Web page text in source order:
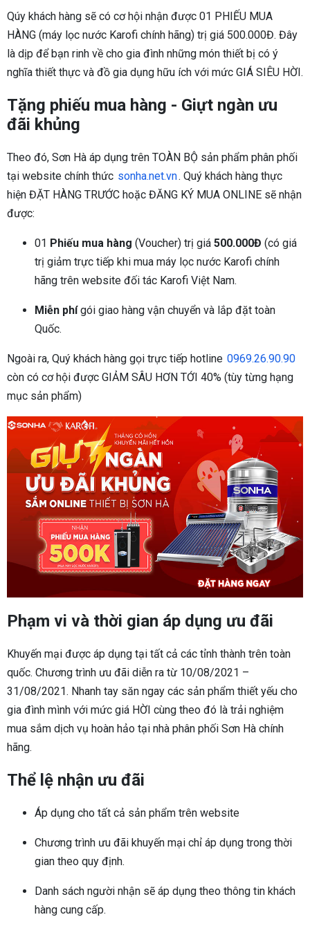
Qúy khách hàng sẽ có cơ hội nhận được 01 PHIẾU MUA
HÀNG (máy lọc nước Karofi chính hãng) trị giá 500.000Đ. Đây
là dịp để bạn rinh về cho gia đình những món thiết bị có ý
nghĩa thiết thực và đồ gia dụng hữu ích với mức GIÁ SIÊU HỜI.
Tặng phiếu mua hàng - Giựt ngàn ưu
đãi khủng
Theo đó, Sơn Hà áp dụng trên TOÀN BỘ sản phẩm phân phối
tại website chính thức sonha.net.vn. Quý khách hàng thực
hiện ĐẶT HÀNG TRƯỚC hoặc ĐĂNG KÝ MUA ONLINE sẽ nhận
được:
01 Phiếu mua hàng (Voucher) trị giá 500.000Đ (có giá
trị giảm trực tiếp khi mua máy lọc nước Karofi chính
hãng trên website đối tác Karofi Việt Nam.
Miễn phígói giao hàng vận chuyển và lắp đặt toàn
Quốc.
Ngoài ra, Quý khách hàng gọi trực tiếp hotline 0969.26.90.90
còn có cơ hội được GIẢM SÂU HƠN TỚI 40% (tùy từng hạng
mục sản phẩm)
Phạm vi và thời gian áp dụng ưu đãi
Khuyến mại được áp dụng tại tất cả các tỉnh thành trên toàn
quốc. Chương trình ưu đãi diễn ra từ 10/08/2021 –
31/08/2021. Nhanh tay săn ngay các sản phẩm thiết yếu cho
gia đình mình với mức giá HỜI cùng theo đó là trải nghiệm
mua sắm dịch vụ hoàn hảo tại nhà phân phối Sơn Hà chính
hãng.
Thể lệ nhận ưu đãi
Áp dụng cho tất cả sản phẩm trên website
Chương trình ưu đãi khuyến mại chỉ áp dụng trong thời
gian theo quy định.
Danh sách người nhận sẽ áp dụng theo thông tin khách
hàng cung cấp.